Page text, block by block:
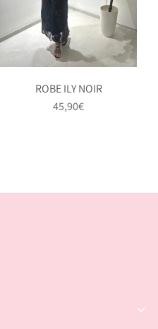
ROBE ILY NOIR
45,90€